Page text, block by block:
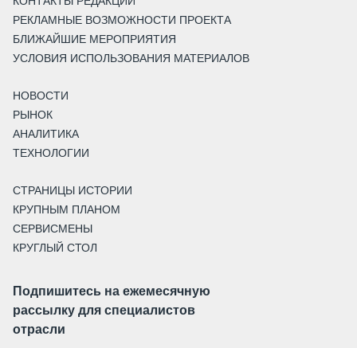
РЕКЛАМНЫЕ ВОЗМОЖНОСТИ ПРОЕКТА
БЛИЖАЙШИЕ МЕРОПРИЯТИЯ
УСЛОВИЯ ИСПОЛЬЗОВАНИЯ МАТЕРИАЛОВ
НОВОСТИ
РЫНОК
АНАЛИТИКА
ТЕХНОЛОГИИ
СТРАНИЦЫ ИСТОРИИ
КРУПНЫМ ПЛАНОМ
СЕРВИСМЕНЫ
КРУГЛЫЙ СТОЛ
Подпишитесь на ежемесячную
рассылку для специалистов
отрасли